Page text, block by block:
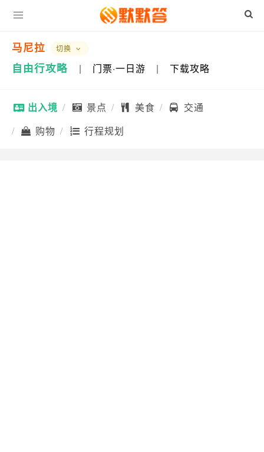
马尼拉 切换
自由行攻略 | 门票·一日游 | 下载攻略
出入境 景点 美食
交通
购物
行程规划